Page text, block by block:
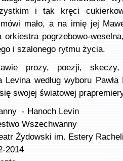
i tak kręci
mało, a na imię jej
orkiestra pogrzebowo-
i szalonego rytmu życia.
prozy, poezji, skeczy,
Levina według wyboru
swojej światowej
- Hanoch Levin
Wszechwanny
Żydowski im. Estery
2014